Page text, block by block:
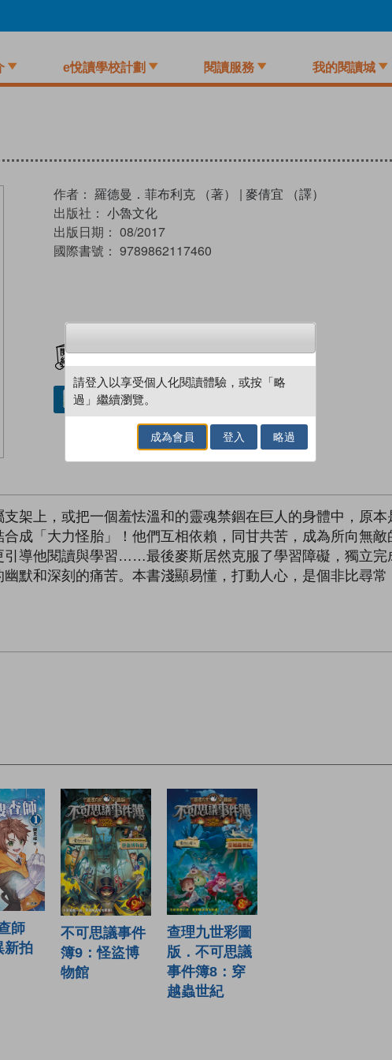
e悅讀學校計劃 閱讀服務 我的閱讀城
作者： 羅德曼．菲布利克 （著） | 麥倩宜 （譯）
出版社： 小魯文化
出版日期： 08/2017
國際書號： 9789862117460
借閱實體書
架上，或把一個羞怯溫和的靈魂禁錮在巨人的身體中，原
成「大力怪胎」！他們互相依賴，同甘共苦，成為所向無
引導他閱讀與學習……最後麥斯居然克服了學習障礙，獨立
默和深刻的痛苦。本書淺顯易懂，打動人心，是個非比尋常
師
新拍
不可思議事件
簿9：怪盜博
物館
查理九世彩圖
版．不可思議
事件簿8：穿
越蟲世紀
請登入以享受個人化閱讀體驗，或按「略
過」繼續瀏覽。
成為會員 登入 略過